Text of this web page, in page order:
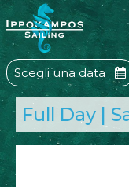
Scegli una data
Full Day |